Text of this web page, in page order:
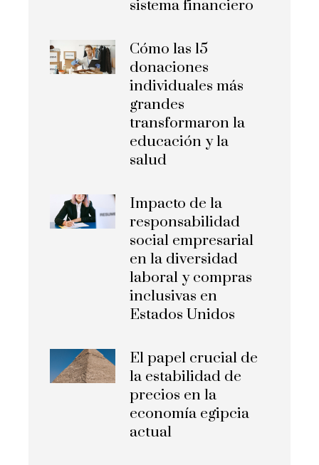
sistema financiero
Cómo las 15
donaciones
individuales más
grandes
transformaron la
educación y la
salud
Impacto de la
responsabilidad
social empresarial
en la diversidad
laboral y compras
inclusivas en
Estados Unidos
El papel crucial de
la estabilidad de
precios en la
economía egipcia
actual